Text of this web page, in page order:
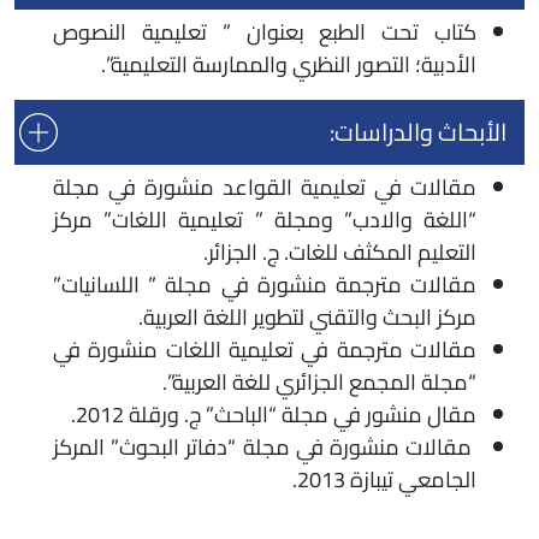
كتاب تحت الطبع بعنوان ” تعليمية النصوص
الأدبية؛ التصور النظري والممارسة التعليمية”.
الأبحاث والدراسات:
مقالات في تعليمية القواعد منشورة في مجلة
“اللغة والادب” ومجلة ” تعليمية اللغات” مركز
التعليم المكثف للغات. ج. الجزائر.
مقالات مترجمة منشورة في مجلة ” اللسانيات”
مركز البحث والتقني لتطوير اللغة العربية.
مقالات مترجمة في تعليمية اللغات منشورة في
“مجلة المجمع الجزائري للغة العربية”.
مقال منشور في مجلة “الباحث” ج. ورقلة 2012.
مقالات منشورة في مجلة “دفاتر البحوث” المركز
الجامعي تيبازة 2013.